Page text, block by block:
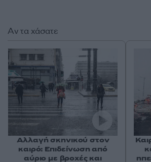
Αν τα χάσατε
Αλλαγή σκηνικού στον
καιρό: Επιδείνωση από
αύριο με βροχές και